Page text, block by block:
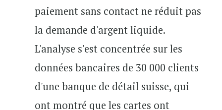
paiement sans contact ne réduit pas
la demande d'argent liquide.
L'analyse s'est concentrée sur les
données bancaires de 30 000 clients
d'une banque de détail suisse, qui
ont montré que les cartes ont